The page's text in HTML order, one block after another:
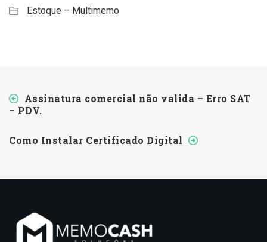
Estoque – Multimemo
Assinatura comercial não valida – Erro SAT
– PDV.
Como Instalar Certificado Digital